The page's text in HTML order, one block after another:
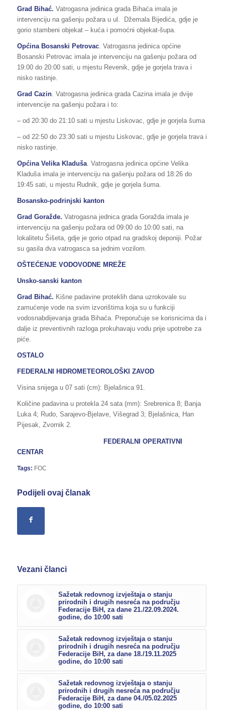
Grad Bihać. Vatrogasna jedinica grada Bihaća imala je
intervenciju na gašenju požara u ul. Džemala Bijedića, gdje je
gorio stambeni objekat – kuća i pomoćni objekat-šupa.
Općina Bosanski Petrovac. Vatrogasna jedinica općine
Bosanski Petrovac imala je intervenciju na gašenju požara od
19:00 do 20:00 sati, u mjestu Revenik, gdje je gorjela trava i
nisko rastinje.
Grad Cazin. Vatrogasna jedinica grada Cazina imala je dvije
intervencije na gašenju požara i to:
– od 20:30 do 21:10 sati u mjestu Liskovac, gdje je gorjela šuma
– od 22:50 do 23:30 sati u mjestu Liskovac, gdje je gorjela trava i
nisko rastinje.
Općina Velika Kladuša. Vatrogasna jedinica općine Velika
Kladuša imala je intervenciju na gašenju požara od 18:26 do
19:45 sati, u mjestu Rudnik, gdje je gorjela šuma.
Bosansko-podrinjski kanton
Grad Goražde. Vatrogasna jednica grada Goražda imala je
intervenciju na gašenju požara od 09:00 do 10:00 sati, na
lokalitetu Šišeta, gdje je gorio otpad na gradskoj deponiji. Požar
su gasila dva vatrogasca sa jednim vozilom.
OŠTEĆENJE VODOVODNE MREŽE
Unsko-sanski kanton
Grad Bihać. Kišne padavine proteklih dana uzrokovale su
zamućenje vode na svim izvorištima koja su u funkciji
vodosnabdijevanja grada Bihaća. Preporučuje se korisnicima da i
dalje iz preventivnih razloga prokuhavaju vodu prije upotrebe za
piće.
OSTALO
FEDERALNI HIDROMETEOROLOŠKI ZAVOD
Visina snijega u 07 sati (cm): Bjelašnica 91.
Količine padavina u protekla 24 sata (mm): Srebrenica 8; Banja
Luka 4; Rudo, Sarajevo-Bjelave, Višegrad 3; Bjelašnica, Han
Pijesak, Zvornik 2.
FEDERALNI OPERATIVNI
CENTAR
Tags: FOC
Podijeli ovaj članak
Vezani članci
Sažetak redovnog izvještaja o stanju
prirodnih i drugih nesreća na području
Federacije BiH, za dane 21./22.09.2024.
godine, do 10:00 sati
Sažetak redovnog izvještaja o stanju
prirodnih i drugih nesreća na području
Federacije BiH, za dane 18./19.11.2025
godine, do 10:00 sati
Sažetak redovnog izvještaja o stanju
prirodnih i drugih nesreća na području
Federacije BiH, za dane 04./05.02.2025
godine, do 10:00 sati